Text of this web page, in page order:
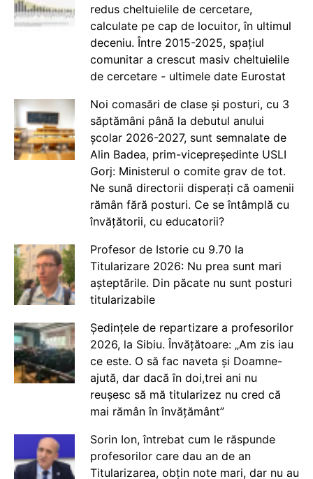
redus cheltuielile de cercetare,
calculate pe cap de locuitor, în ultimul
deceniu. Între 2015-2025, spațiul
comunitar a crescut masiv cheltuielile
de cercetare - ultimele date Eurostat
Noi comasări de clase și posturi, cu 3
săptămâni până la debutul anului
școlar 2026-2027, sunt semnalate de
Alin Badea, prim-vicepreședinte USLI
Gorj: Ministerul o comite grav de tot.
Ne sună directorii disperați că oamenii
rămân fără posturi. Ce se întâmplă cu
învățătorii, cu educatorii?
Profesor de Istorie cu 9.70 la
Titularizare 2026: Nu prea sunt mari
așteptările. Din păcate nu sunt posturi
titularizabile
Ședințele de repartizare a profesorilor
2026, la Sibiu. Învățătoare: „Am zis iau
ce este. O să fac naveta și Doamne-
ajută, dar dacă în doi,trei ani nu
reușesc să mă titularizez nu cred că
mai rămân în învățământ”
Sorin Ion, întrebat cum le răspunde
profesorilor care dau an de an
Titularizarea, obțin note mari, dar nu au